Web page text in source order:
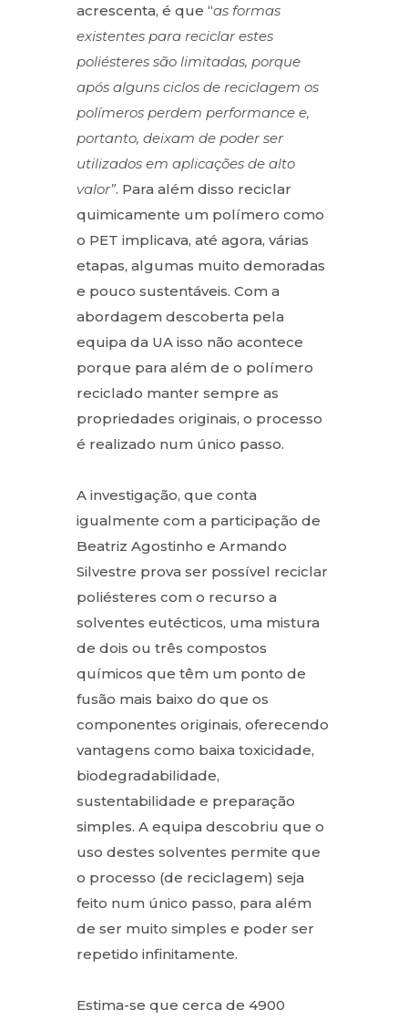
acrescenta, é que “as formas
existentes para reciclar estes
poliésteres são limitadas, porque
após alguns ciclos de reciclagem os
polímeros perdem performance e,
portanto, deixam de poder ser
utilizados em aplicações de alto
valor”. Para além disso reciclar
quimicamente um polímero como
o PET implicava, até agora, várias
etapas, algumas muito demoradas
e pouco sustentáveis. Com a
abordagem descoberta pela
equipa da UA isso não acontece
porque para além de o polímero
reciclado manter sempre as
propriedades originais, o processo
é realizado num único passo.
A investigação, que conta
igualmente com a participação de
Beatriz Agostinho e Armando
Silvestre prova ser possível reciclar
poliésteres com o recurso a
solventes eutécticos, uma mistura
de dois ou três compostos
químicos que têm um ponto de
fusão mais baixo do que os
componentes originais, oferecendo
vantagens como baixa toxicidade,
biodegradabilidade,
sustentabilidade e preparação
simples. A equipa descobriu que o
uso destes solventes permite que
o processo (de reciclagem) seja
feito num único passo, para além
de ser muito simples e poder ser
repetido infinitamente.
Estima-se que cerca de 4900